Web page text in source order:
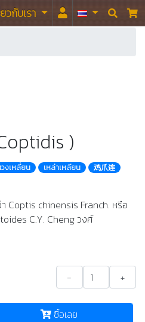
วกับเรา  
)
งเหลี่ยน เหล่าเหลียน
鸡爪连
Coptis chinensis Franch. หรือ
C.Y. Cheng วงศ์
- +
ซื้อเลย